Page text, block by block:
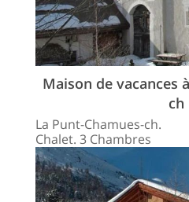
Maison de vacances
ch
La Punt-Chamues-ch.
Chalet. 3 Chambres